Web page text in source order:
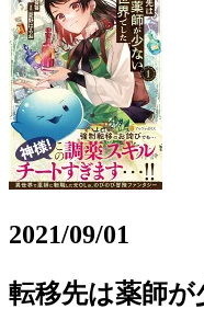
2021/09/01
転移先は薬師が